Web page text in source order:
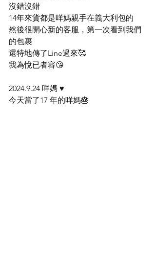
沒錯沒錯
14年來貨都是咩媽親手在義大利包的
然後很開心新的客服，第一次看到我們
的包裹
還特地傳了Line過來🥰
我為悅已者容😘
2024.9.24 咩媽 ♥️
今天當了17 年的咩媽🎂